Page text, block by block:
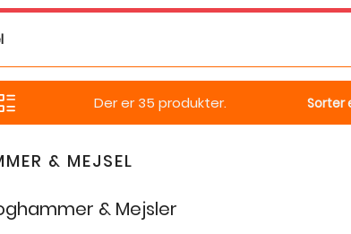
Der er 35 produkter. Sorter
& MEJSEL
& Mejsler